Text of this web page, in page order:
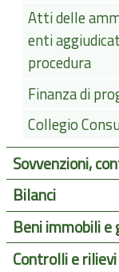
Atti delle
enti
procedura
Finanza di
Collegio
Sovvenzioni,
Bilanci
Beni immobili
Controlli e